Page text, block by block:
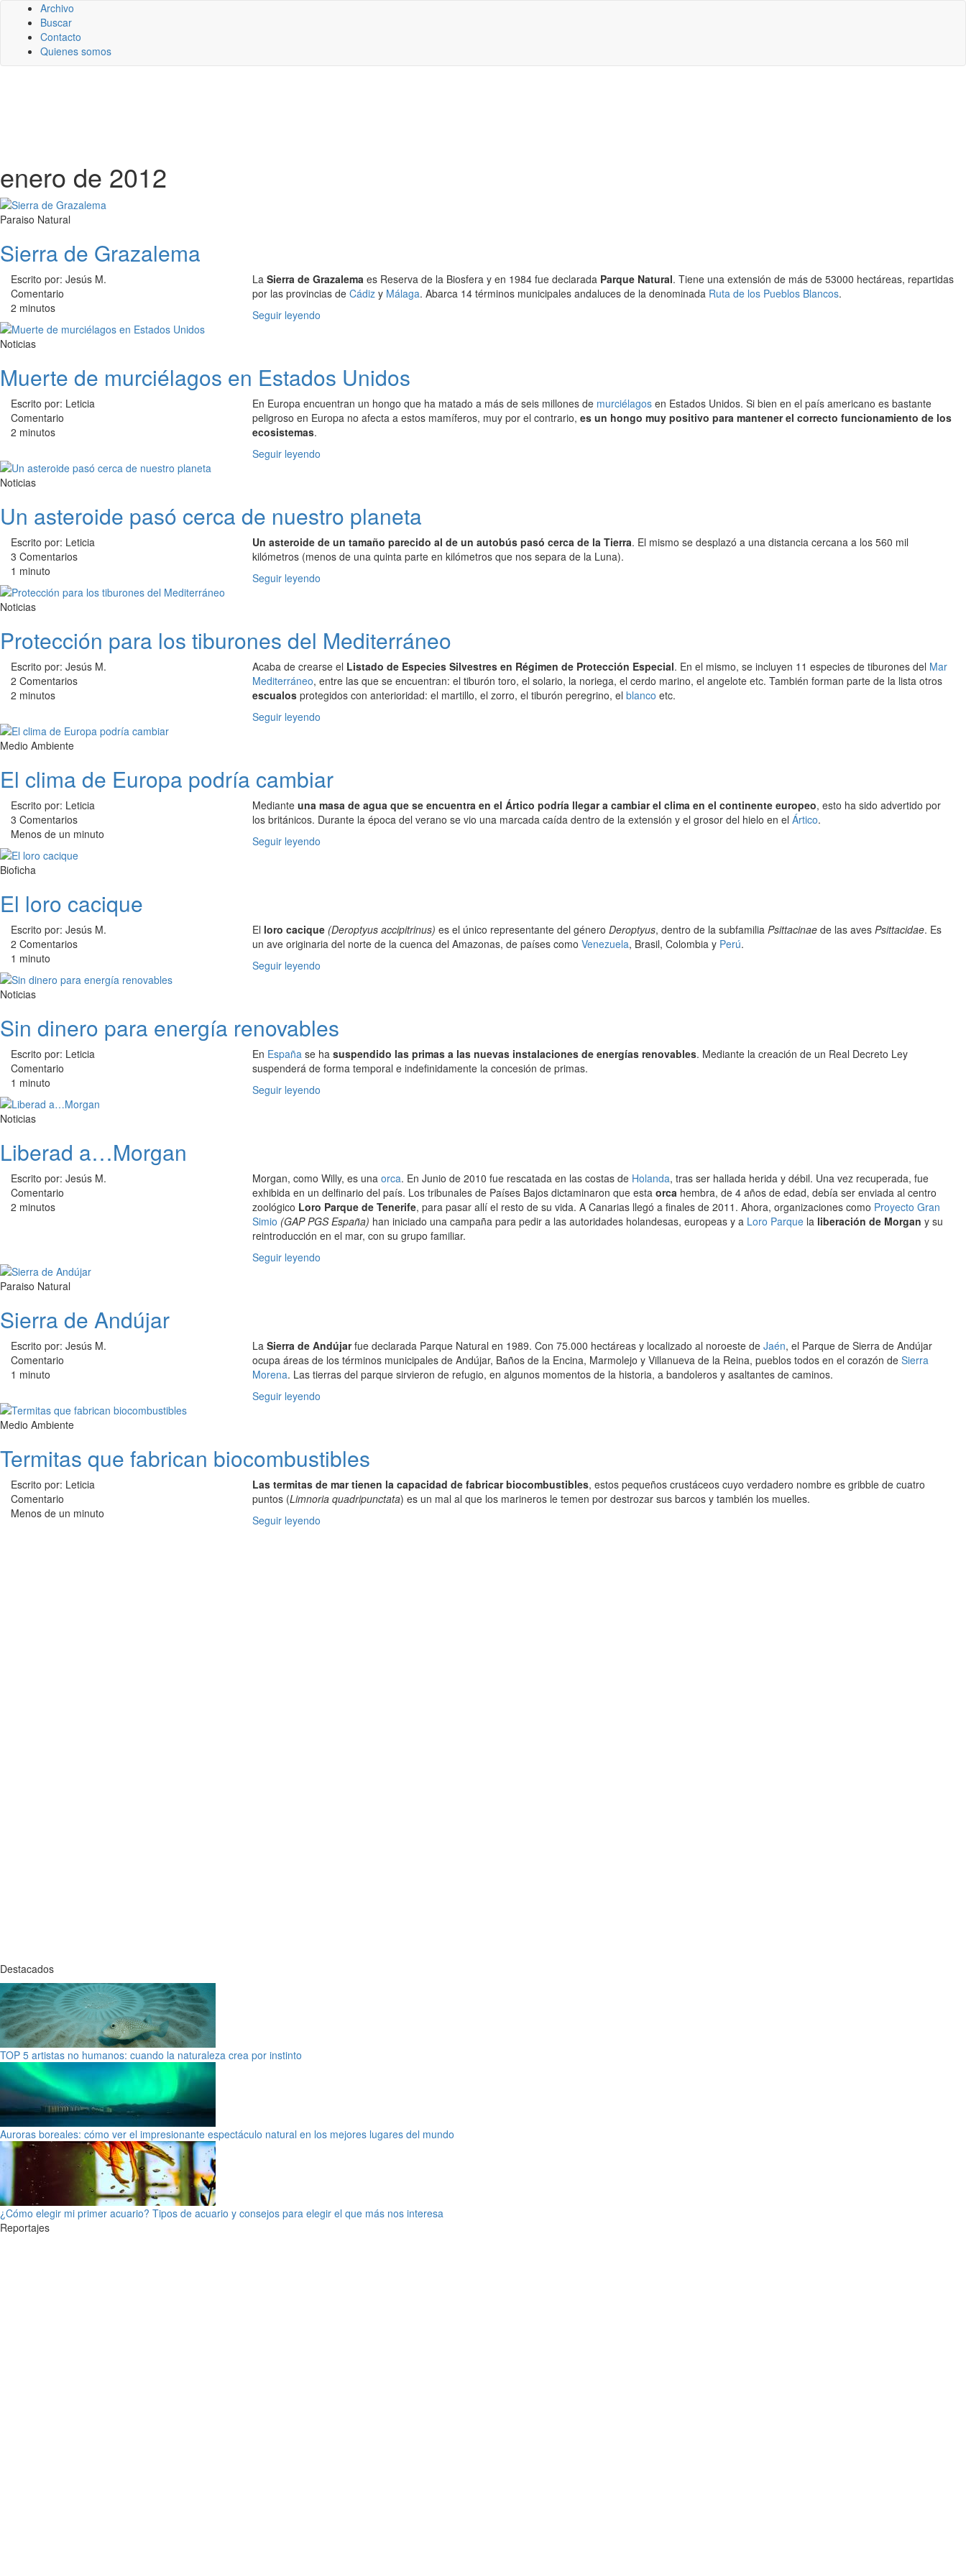
Archivo
Buscar
Contacto
Quienes somos
enero de 2012
Paraiso Natural
Sierra de Grazalema
Escrito por: Jesús M.
Comentario
2 minutos
La Sierra de Grazalema es Reserva de la Biosfera y en 1984 fue declarada Parque Natural. Tiene una extensión de más de 53000 hectáreas, repartidas
por las provincias de Cádiz y Málaga. Abarca 14 términos municipales andaluces de la denominada Ruta de los Pueblos Blancos.
Seguir leyendo
Noticias
Muerte de murciélagos en Estados Unidos
Escrito por: Leticia
Comentario
2 minutos
En Europa encuentran un hongo que ha matado a más de seis millones de murciélagos en Estados Unidos. Si bien en el país americano es bastante
peligroso en Europa no afecta a estos mamíferos, muy por el contrario, es un hongo muy positivo para mantener el correcto funcionamiento de los
ecosistemas.
Seguir leyendo
Noticias
Un asteroide pasó cerca de nuestro planeta
Escrito por: Leticia
3 Comentarios
1 minuto
Un asteroide de un tamaño parecido al de un autobús pasó cerca de la Tierra. El mismo se desplazó a una distancia cercana a los 560 mil
kilómetros (menos de una quinta parte en kilómetros que nos separa de la Luna).
Seguir leyendo
Noticias
Protección para los tiburones del Mediterráneo
Escrito por: Jesús M.
2 Comentarios
2 minutos
Acaba de crearse el Listado de Especies Silvestres en Régimen de Protección Especial. En el mismo, se incluyen 11 especies de tiburones del Mar
Mediterráneo, entre las que se encuentran: el tiburón toro, el solario, la noriega, el cerdo marino, el angelote etc. También forman parte de la lista otros
escualos protegidos con anterioridad: el martillo, el zorro, el tiburón peregrino, el blanco etc.
Seguir leyendo
Medio Ambiente
El clima de Europa podría cambiar
Escrito por: Leticia
3 Comentarios
Menos de un minuto
Mediante una masa de agua que se encuentra en el Ártico podría llegar a cambiar el clima en el continente europeo, esto ha sido advertido por
los británicos. Durante la época del verano se vio una marcada caída dentro de la extensión y el grosor del hielo en el Ártico.
Seguir leyendo
Bioficha
El loro cacique
Escrito por: Jesús M.
2 Comentarios
1 minuto
El loro cacique (Deroptyus accipitrinus) es el único representante del género Deroptyus, dentro de la subfamilia Psittacinae de las aves Psittacidae. Es
un ave originaria del norte de la cuenca del Amazonas, de países como Venezuela, Brasil, Colombia y Perú.
Seguir leyendo
Noticias
Sin dinero para energía renovables
Escrito por: Leticia
Comentario
1 minuto
En España se ha suspendido las primas a las nuevas instalaciones de energías renovables. Mediante la creación de un Real Decreto Ley
suspenderá de forma temporal e indefinidamente la concesión de primas.
Seguir leyendo
Noticias
Liberad a…Morgan
Escrito por: Jesús M.
Comentario
2 minutos
Morgan, como Willy, es una orca. En Junio de 2010 fue rescatada en las costas de Holanda, tras ser hallada herida y débil. Una vez recuperada, fue
exhibida en un delfinario del país. Los tribunales de Países Bajos dictaminaron que esta orca hembra, de 4 años de edad, debía ser enviada al centro
zoológico Loro Parque de Tenerife, para pasar allí el resto de su vida. A Canarias llegó a finales de 2011. Ahora, organizaciones como Proyecto Gran
Simio (GAP PGS España) han iniciado una campaña para pedir a las autoridades holandesas, europeas y a Loro Parque la liberación de Morgan y su
reintroducción en el mar, con su grupo familiar.
Seguir leyendo
Paraiso Natural
Sierra de Andújar
Escrito por: Jesús M.
Comentario
1 minuto
La Sierra de Andújarfue declarada Parque Natural en 1989. Con 75.000 hectáreas y localizado al noroeste de Jaén, el Parque de Sierra de Andújar
ocupa áreas de los términos municipales de Andújar, Baños de la Encina, Marmolejo y Villanueva de la Reina, pueblos todos en el corazón de Sierra
Morena. Las tierras del parque sirvieron de refugio, en algunos momentos de la historia, a bandoleros y asaltantes de caminos.
Seguir leyendo
Medio Ambiente
Termitas que fabrican biocombustibles
Escrito por: Leticia
Comentario
Menos de un minuto
Las termitas de mar tienen la capacidad de fabricar biocombustibles, estos pequeños crustáceos cuyo verdadero nombre es gribble de cuatro
puntos (Limnoria quadripunctata) es un mal al que los marineros le temen por destrozar sus barcos y también los muelles.
Seguir leyendo
Destacados
TOP 5 artistas no humanos: cuando la naturaleza crea por instinto
Auroras boreales: cómo ver el impresionante espectáculo natural en los mejores lugares del mundo
¿Cómo elegir mi primer acuario? Tipos de acuario y consejos para elegir el que más nos interesa
Reportajes